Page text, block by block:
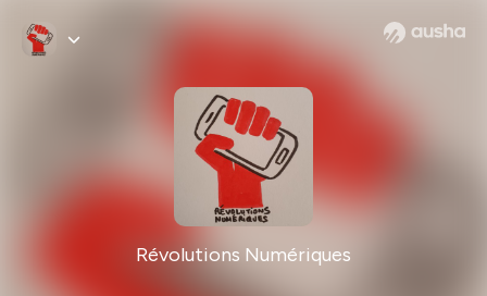
Révolutions Numériques